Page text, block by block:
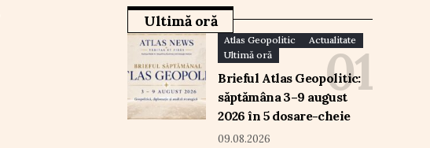
Ultimă oră
Atlas Geopolitic
Actualitate
Ultimă oră
Brieful Atlas Geopolitic:
săptămâna 3–9 august
2026 în 5 dosare-cheie
09.08.2026